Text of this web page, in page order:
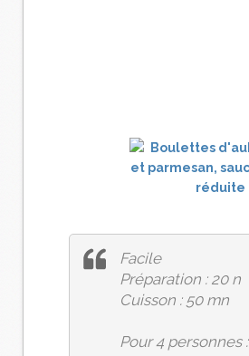
Facile
Préparation : 20 n
Cuisson : 50 mn
Pour 4 personnes :